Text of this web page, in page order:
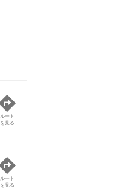
ルート
を見る
ルート
を見る